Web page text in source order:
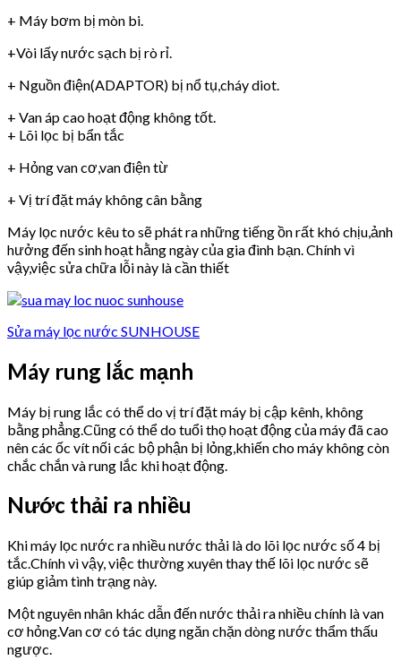
+ Máy bơm bị mòn bi.
+Vòi lấy nước sạch bị rò rỉ.
+ Nguồn điện(ADAPTOR) bị nổ tụ,cháy diot.
+ Van áp cao hoạt động không tốt.
+ Lõi lọc bị bẩn tắc
+ Hỏng van cơ,van điện từ
+ Vị trí đặt máy không cân bằng
Máy lọc nước kêu to sẽ phát ra những tiếng ồn rất khó chịu,ảnh
hưởng đến sinh hoạt hằng ngày của gia đình bạn. Chính vì
vậy,việc sửa chữa lỗi này là cần thiết
Sửa máy lọc nước SUNHOUSE
Máy rung lắc mạnh
Máy bị rung lắc có thể do vị trí đặt máy bị cập kênh, không
bằng phẳng.Cũng có thể do tuổi thọ hoạt động của máy đã cao
nên các ốc vít nối các bộ phận bị lỏng,khiến cho máy không còn
chắc chắn và rung lắc khi hoạt động.
Nước thải ra nhiều
Khi máy lọc nước ra nhiều nước thải là do lõi lọc nước số 4 bị
tắc.Chính vì vậy, việc thường xuyên thay thế lõi lọc nước sẽ
giúp giảm tình trạng này.
Một nguyên nhân khác dẫn đến nước thải ra nhiều chính là van
cơ hỏng.Van cơ có tác dụng ngăn chặn dòng nước thẩm thấu
ngược.